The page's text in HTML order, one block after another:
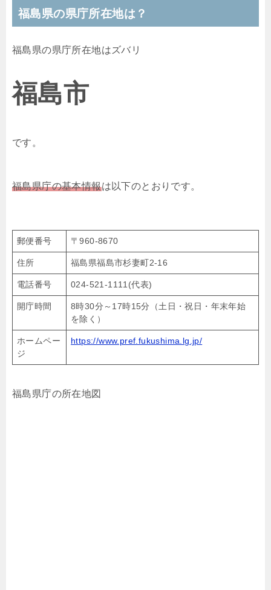
福島県の県庁所在地は？
福島県の県庁所在地はズバリ
福島市
です。
福島県庁の基本情報は以下のとおりです。
郵便番号 〒960-8670
住所 福島県福島市杉妻町2-16
電話番号 024-521-1111(代表)
開庁時間
8時30分～17時15分（土日・祝日・年末年始
を除く）
ホームペー
ジ
https://www.pref.fukushima.lg.jp/
福島県庁の所在地図